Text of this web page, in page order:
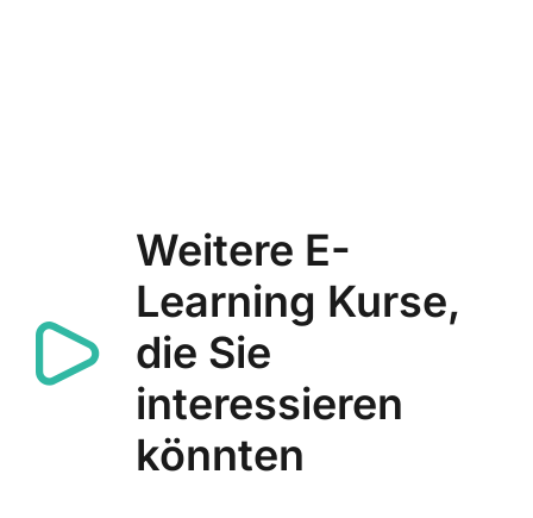
Weitere E-
Learning Kurse,
die Sie
interessieren
könnten